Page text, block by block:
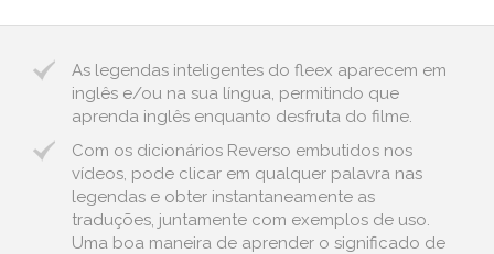
As legendas inteligentes do fleex aparecem em
inglês e/ou na sua língua, permitindo que
aprenda inglês enquanto desfruta do filme.
Com os dicionários Reverso embutidos nos
vídeos, pode clicar em qualquer palavra nas
legendas e obter instantaneamente as
traduções, juntamente com exemplos de uso.
Uma boa maneira de aprender o significado de